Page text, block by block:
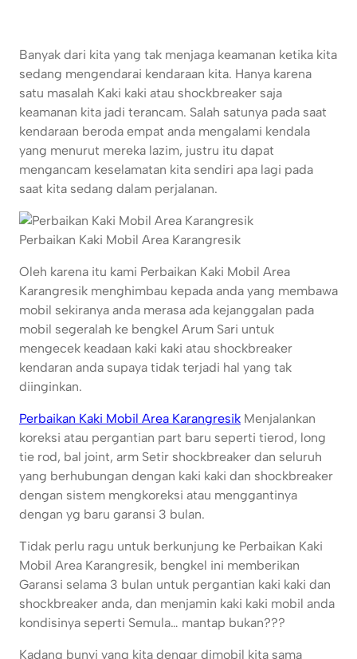
Banyak dari kita yang tak menjaga keamanan ketika kita
sedang mengendarai kendaraan kita. Hanya karena
satu masalah Kaki kaki atau shockbreaker saja
keamanan kita jadi terancam. Salah satunya pada saat
kendaraan beroda empat anda mengalami kendala
yang menurut mereka lazim, justru itu dapat
mengancam keselamatan kita sendiri apa lagi pada
saat kita sedang dalam perjalanan.
Perbaikan Kaki Mobil Area Karangresik
Oleh karena itu kami Perbaikan Kaki Mobil Area
Karangresik menghimbau kepada anda yang membawa
mobil sekiranya anda merasa ada kejanggalan pada
mobil segeralah ke bengkel Arum Sari untuk
mengecek keadaan kaki kaki atau shockbreaker
kendaran anda supaya tidak terjadi hal yang tak
diinginkan.
Perbaikan Kaki Mobil Area Karangresik Menjalankan
koreksi atau pergantian part baru seperti tierod, long
tie rod, bal joint, arm Setir shockbreaker dan seluruh
yang berhubungan dengan kaki kaki dan shockbreaker
dengan sistem mengkoreksi atau menggantinya
dengan yg baru garansi 3 bulan.
Tidak perlu ragu untuk berkunjung ke Perbaikan Kaki
Mobil Area Karangresik, bengkel ini memberikan
Garansi selama 3 bulan untuk pergantian kaki kaki dan
shockbreaker anda, dan menjamin kaki kaki mobil anda
kondisinya seperti Semula… mantap bukan???
Kadang bunyi yang kita dengar dimobil kita sama